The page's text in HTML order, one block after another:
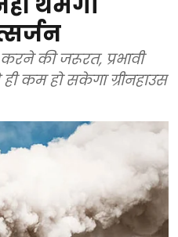
की जरूरत, प्रभावी
कम हो सकेगा ग्रीनहाउस